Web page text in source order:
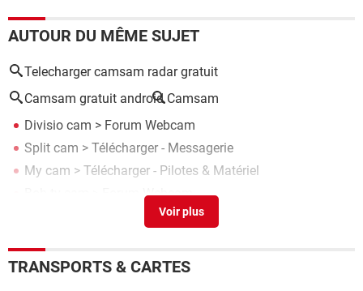
AUTOUR DU MÊME SUJET
Telecharger camsam radar gratuit
Camsam gratuit android Camsam
Divisio cam > Forum Webcam
Split cam > Télécharger - Messagerie
My cam > Télécharger - Pilotes & Matériel
Forum Webcam
> Télécharger - Transports & Cartes
TRANSPORTS & CARTES